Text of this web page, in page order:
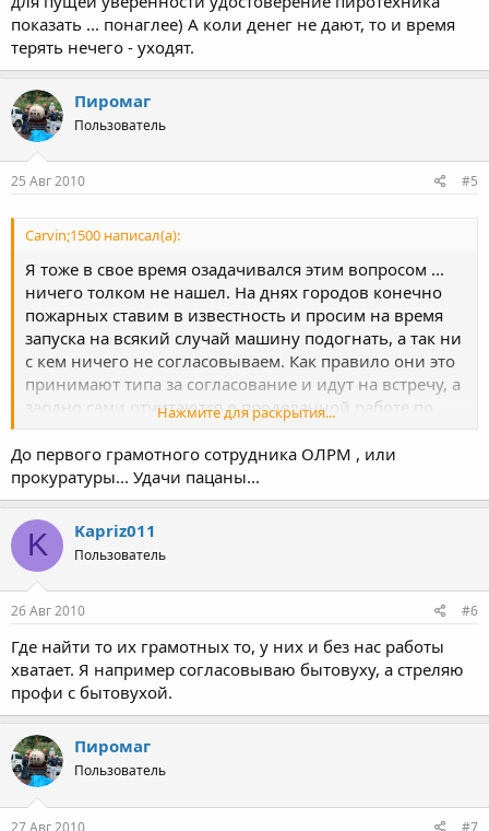
показать ... понаглее) А коли денег не дают, то и время
терять нечего - уходят.
Пиромаг
Пользователь
25 Авг 2010 #5
Carvin;1500 написал(а):
Я тоже в свое время озадачивался этим вопросом ...
ничего толком не нашел. На днях городов конечно
пожарных ставим в известность и просим на время
запуска на всякий случай машину подогнать, а так ни
с кем ничего не согласовываем. Как правило они это
принимают типа за согласование и идут на встречу, а
заодно сами отчитаются о проделанной работе по
свадьбы, дни рождения и т.п. пускаем без
согласований(и в парках в том числе). Иногда
подходят ППС-ники с целью заработать, но им
достаточно сказать, что это бытовуха(можно
сертификатов кучку сунуть и для пущей уверенности
удостоверение пиротехника показать ... понаглее) А
коли денег не дают, то и время терять нечего - уходят.
Нажмите для раскрытия...
До первого грамотного сотрудника ОЛРМ , или
прокуратуры... Удачи пацаны...
K Kapriz011
Пользователь
26 Авг 2010 #6
Где найти то их грамотных то, у них и без нас работы
хватает. Я например согласовываю бытовуху, а стреляю
профи с бытовухой.
Пиромаг
Пользователь
27 Авг 2010 #7